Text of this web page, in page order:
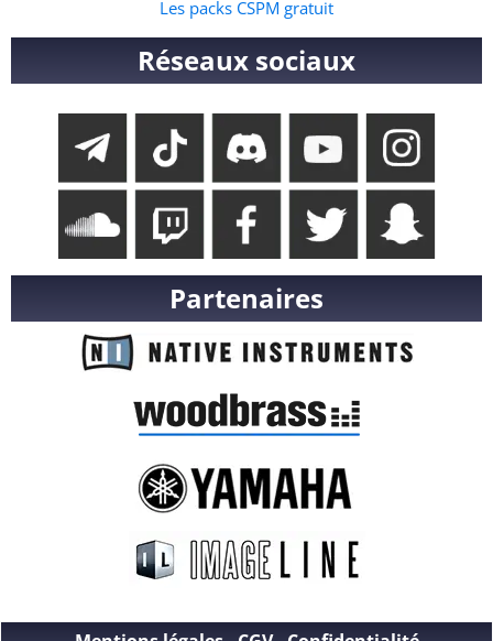
Les packs CSPM gratuit
Réseaux sociaux
Partenaires